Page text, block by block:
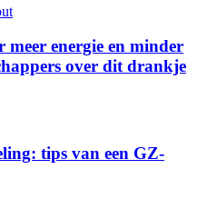
meer energie en minder
over dit drankje
tips van een GZ-